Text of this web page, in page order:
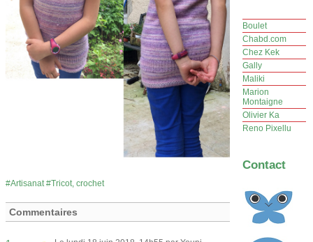
Artisanat Tricot, crochet
Commentaires
Boulet
Chabd.com
Chez Kek
Gally
Maliki
Marion
Montaigne
Olivier Ka
Reno Pixellu
Contact